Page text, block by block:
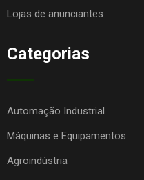
Lojas de anunciantes
Categorias
Automação Industrial
Máquinas e Equipamentos
Agroindústria